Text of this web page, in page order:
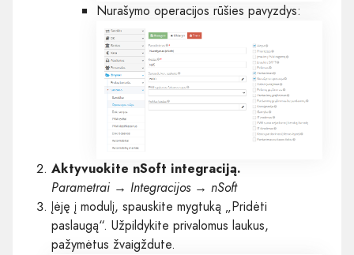
Nurašymo operacijos rūšies pavyzdys:
Aktyvuokite nSoft integraciją.
Parametrai → Integracijos → nSoft
Įėję į modulį, spauskite mygtuką „Pridėti
paslaugą“. Užpildykite privalomus laukus,
pažymėtus žvaigždute.